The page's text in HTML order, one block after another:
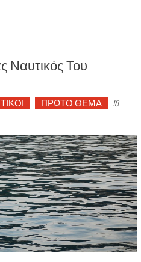
Ναυτικός Του
ΠΡΩΤΟ ΘΕΜΑ
18